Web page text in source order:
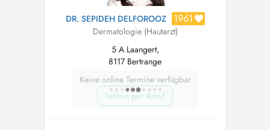
DR. SEPIDEH DELFOROOZ 1961
Dermatologie (Hautarzt)
5 A Laangert,
8117 Bertrange
Keine online Termine verfügbar
Termin per Anruf